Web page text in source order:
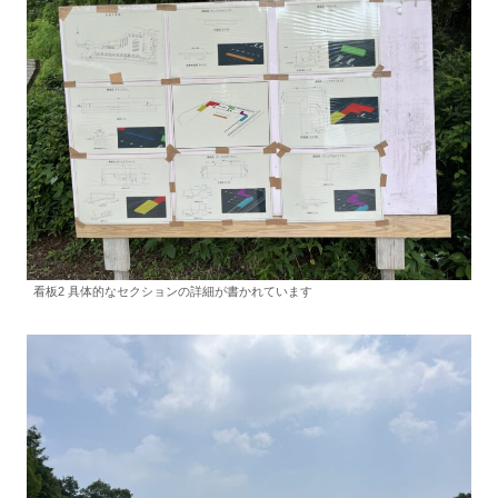
看板2 具体的なセクションの詳細が書かれています